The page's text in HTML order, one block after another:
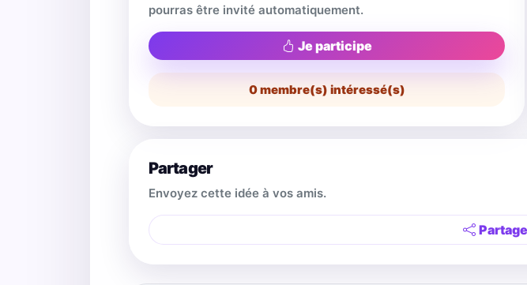
pourras être invité automatiquement.
Je participe
0membre(s) intéressé(s)
Partager
Envoyez cette idée à vos amis.